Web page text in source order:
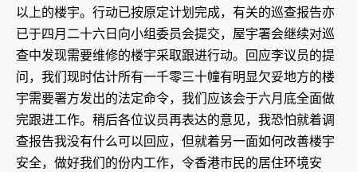
以上的楼宇。行动已按原定计划完成，有关的巡查报告亦
已于四月二十六日向小组委员会提交，屋宇署会继续对巡
查中发现需要维修的楼宇采取跟进行动。回应李议员的提
问，我们现时估计所有一千零三十幢有明显欠妥地方的楼
宇需要署方发出的法定命令，我们应该会于六月底全面做
完跟进工作。稍后各位议员再表达的意见，我恐怕就着调
查报告我没有什么可以回应，但就着另一面如何改善楼宇
安全，做好我们的份内工作，令香港市民的居住环境安